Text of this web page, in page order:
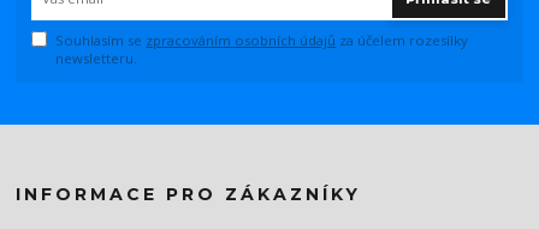
Souhlasím se zpracováním osobních údajů za účelem rozesílky
newsletteru.
INFORMACE PRO ZÁKAZNÍKY